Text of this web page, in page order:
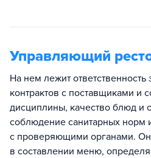
Управляющий
На нем лежит
контрактов с поставщиками и
дисциплины, качество блюд и
соблюдение санитарных норм
с проверяющими органами. Он
в составлении меню,